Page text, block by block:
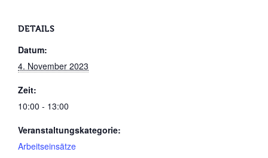
DETAILS
Datum:
4. November 2023
Zeit:
10:00 - 13:00
Veranstaltungskategorie:
Arbeitseinsätze